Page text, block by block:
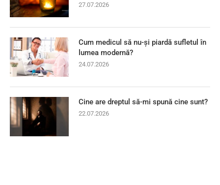
27.07.2026
Cum medicul să nu-și piardă sufletul în
lumea modernă?
24.07.2026
Cine are dreptul să-mi spună cine sunt?
22.07.2026